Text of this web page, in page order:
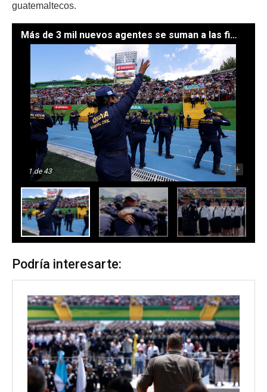
guatemaltecos.
Más de 3 mil nuevos agentes se suman a las filas de la PNC. / Foto: Noé Pérez y Alex Jacinto.
1de 43 - +
Podría interesarte: